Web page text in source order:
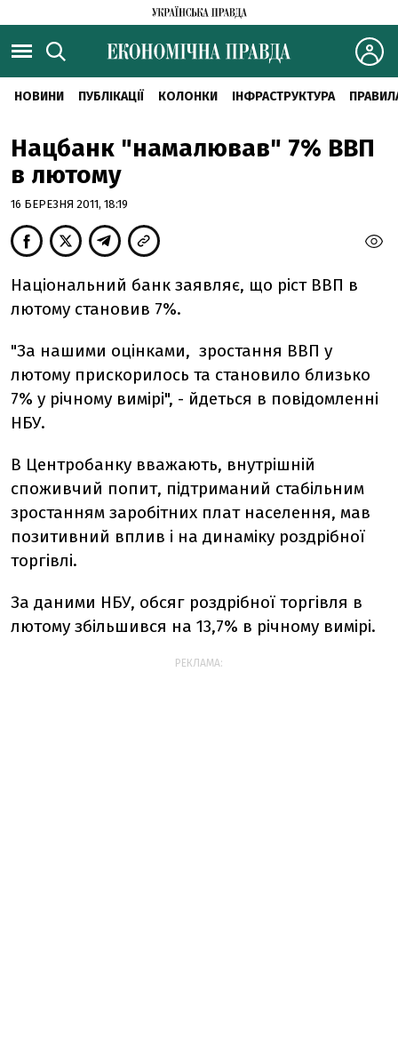
НОВИНИ ПУБЛІКАЦІЇ КОЛОНКИ ІНФРАСТРУКТУРА
Нацбанк "намалював" 7% ВВП
в лютому
16 БЕРЕЗНЯ 2011, 18:19
Національний банк заявляє, що ріст ВВП в
лютому становив 7%.
"За нашими оцінками, зростання ВВП у
лютому прискорилось та становило близько
7% у річному вимірі", - йдеться в повідомленні
НБУ.
В Центробанку вважають, внутрішній
споживчий попит, підтриманий стабільним
зростанням заробітних плат населення, мав
позитивний вплив і на динаміку роздрібної
торгівлі.
За даними НБУ, обсяг роздрібної торгівля в
лютому збільшився на 13,7% в річному вимірі.
РЕКЛАМА: